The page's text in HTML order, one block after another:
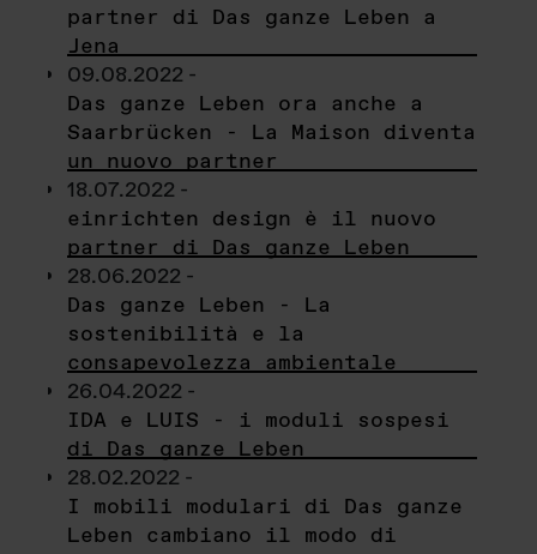
partner di Das ganze Leben a
Jena
09.08.2022 -
Das ganze Leben ora anche a
Saarbrücken - La Maison diventa
un nuovo partner
18.07.2022 -
einrichten design è il nuovo
partner di Das ganze Leben
28.06.2022 -
Das ganze Leben - La
sostenibilità e la
consapevolezza ambientale
26.04.2022 -
IDA e LUIS - i moduli sospesi
di Das ganze Leben
28.02.2022 -
I mobili modulari di Das ganze
Leben cambiano il modo di